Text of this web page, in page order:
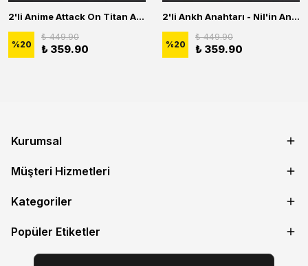
2'li Anime Attack On Titan Acrylic Maria Anime Naruto Erkek Kadın Kolye Seti
%20
₺ 449.90
₺ 359.90
2'li Ankh Anahtarı - Nil'in Anahtarı - Kuru Kafa Erkek Kadın Kolye Seti
%20
₺ 449.90
₺ 359.90
Kurumsal
Müşteri Hizmetleri
Kategoriler
Popüler Etiketler